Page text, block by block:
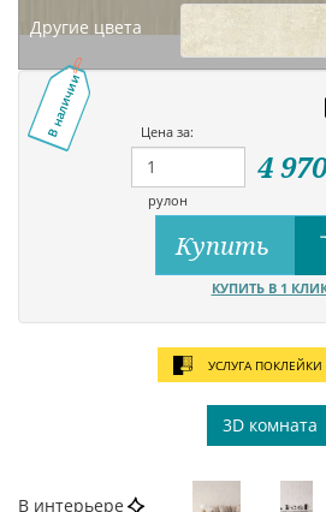
Другие цвета
В наличии
Цена за:
рулон
4 970
Купить
КУПИТЬ В 1
УСЛУГА
3D комната
В интерьере